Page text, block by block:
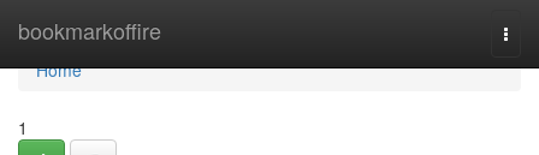
bookmarkoffire
Home
Home
1